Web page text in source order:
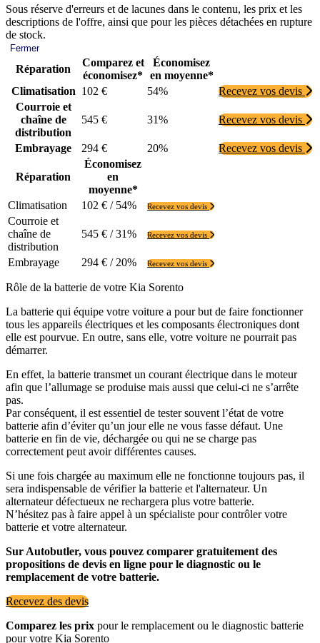
Sous réserve d'erreurs et de lacunes dans le contenu, les prix et les
descriptions de l'offre, ainsi que pour les pièces détachées en rupture
de stock.
Fermer
Réparation
Comparez et
économisez*
Économisez
en moyenne*
Climatisation 102 € 54%
Recevez vos devis
Courroie et
chaîne de
distribution
545 € 31% Recevez vos devis
Embrayage 294 € 20% Recevez vos devis
Réparation
Économisez
en
moyenne*
Climatisation
102 € / 54% Recevez vos devis
Courroie et
chaîne de
distribution
545 € / 31% Recevez vos devis
Embrayage 294 € / 20% Recevez vos devis
Rôle de la batterie de votre Kia Sorento
La batterie qui équipe votre voiture a pour but de faire fonctionner
tous les appareils électriques et les composants électroniques dont
elle est pourvue. En outre, sans elle, votre voiture ne pourrait pas
démarrer.
En effet, la batterie transmet un courant électrique dans le moteur
afin que l’allumage se produise mais aussi que celui-ci ne s’arrête
pas.
Par conséquent, il est essentiel de tester souvent l’état de votre
batterie afin d’éviter qu’un jour elle ne vous fasse défaut. Une
batterie en fin de vie, déchargée ou qui ne se charge pas
correctement peut avoir différentes causes.
Si une fois chargée au maximum elle ne fonctionne toujours pas, il
sera indispensable de vérifier la batterie et l'alternateur. Un
alternateur défectueux ne rechargera plus votre batterie.
N’hésitez pas à faire appel à un spécialiste pour contrôler votre
batterie et votre alternateur.
Sur Autobutler, vous pouvez comparer gratuitement des
propositions de devis en ligne pour le diagnostic ou le
remplacement de votre batterie.
Recevez des devis
Comparez les prix pour le remplacement ou le diagnostic batterie
pour votre Kia Sorento